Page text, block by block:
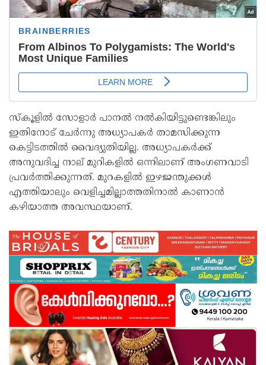
സ്‌കൂളില്‍ സോളാര്‍ പാനല്‍ നല്‍കിയിട്ടുണ്ടെങ്കിലും
ഇതിനോട് ചേര്‍ന്നു അധ്യാപകര്‍ താമസിക്കുന്ന
കെട്ടിടത്തില്‍ വൈദ്യുതിയില്ല. അധ്യാപകര്‍ക്ക്
അനുവദിച്ച നാല് മുറികളില്‍ ഒന്നിലാണ് അംഗണവാടി
പ്രവര്‍ത്തിക്കുന്നത്. മുറകളില്‍ ഇഴജന്തുക്കള്‍
എത്തിയാലും വെളിച്ചമില്ലാത്തതിനാല്‍ കാണാന്‍
കഴിയാത്ത അവസ്ഥയാണ്.